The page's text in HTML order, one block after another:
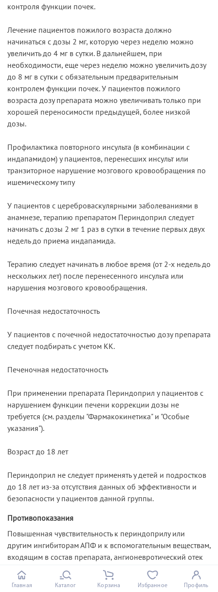
контроля функции почек.
Лечение пациентов пожилого возраста должно
начинаться с дозы 2 мг, которую через неделю можно
увеличить до 4 мг в сутки. В дальнейшем, при
необходимости, еще через неделю можно увеличить дозу
до 8 мг в сутки с обязательным предварительным
контролем функции почек. У пациентов пожилого
возраста дозу препарата можно увеличивать только при
хорошей переносимости предыдущей, более низкой
дозы.
Профилактика повторного инсульта (в комбинации с
индапамидом) у пациентов, перенесших инсульт или
транзиторное нарушение мозгового кровообращения по
ишемическому типу
У пациентов с цереброваскулярными заболеваниями в
анамнезе, терапию препаратом Периндоприл следует
начинать с дозы 2 мг 1 раз в сутки в течение первых двух
недель до приема индапамида.
Терапию следует начинать в любое время (от 2-х недель до
нескольких лет) после перенесенного инсульта или
нарушения мозгового кровообращения.
Почечная недостаточность
У пациентов с почечной недостаточностью дозу препарата
следует подбирать с учетом КК.
Печеночная недостаточность
При применении препарата Периндоприл у пациентов с
нарушением функции печени коррекции дозы не
требуется (см. разделы "Фармакокинетика" и "Особые
указания").
Возраст до 18 лет
Периндоприл не следует применять у детей и подростков
до 18 лет из-за отсутствия данных об эффективности и
безопасности у пациентов данной группы.
Противопоказания
Повышенная чувствительность к периндоприлу или
другим ингибиторам АПФ и к вспомогательным веществам,
входящим в состав препарата, ангионевротический отек
(отек Квинке) в анамнезе, связанный с приемом
ингибиторов АПФ, наследственный / идиопатический
Главная Каталог Корзина Избранное Профиль